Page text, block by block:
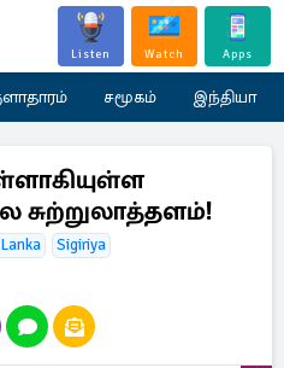
Listen Watch Apps
சமூகம் இந்தியா
சுற்றுலாத்தளம்!
Sigiriya